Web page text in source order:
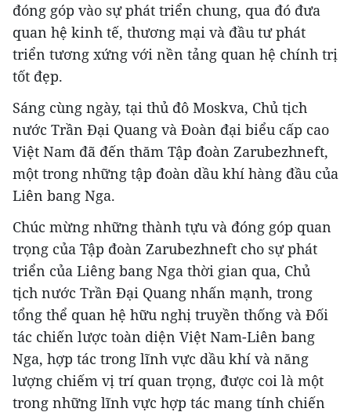
đóng góp vào sự phát triển chung, qua đó đưa
quan hệ kinh tế, thương mại và đầu tư phát
triển tương xứng với nền tảng quan hệ chính trị
tốt đẹp.
Sáng cùng ngày, tại thủ đô Moskva, Chủ tịch
nước Trần Đại Quang và Đoàn đại biểu cấp cao
Việt Nam đã đến thăm Tập đoàn Zarubezhneft,
một trong những tập đoàn dầu khí hàng đầu của
Liên bang Nga.
Chúc mừng những thành tựu và đóng góp quan
trọng của Tập đoàn Zarubezhneft cho sự phát
triển của Liêng bang Nga thời gian qua, Chủ
tịch nước Trần Đại Quang nhấn mạnh, trong
tổng thể quan hệ hữu nghị truyền thống và Đối
tác chiến lược toàn diện Việt Nam-Liên bang
Nga, hợp tác trong lĩnh vực dầu khí và năng
lượng chiếm vị trí quan trọng, được coi là một
trong những lĩnh vực hợp tác mang tính chiến